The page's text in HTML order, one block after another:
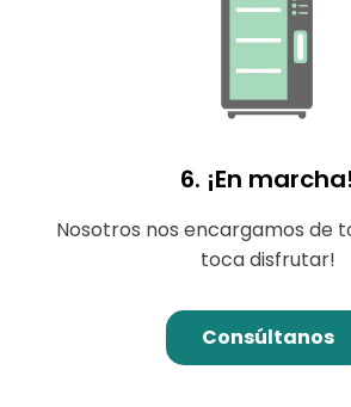
6. ¡En marcha!
Nosotros nos encargamos de
toca disfrutar!
Consúltanos